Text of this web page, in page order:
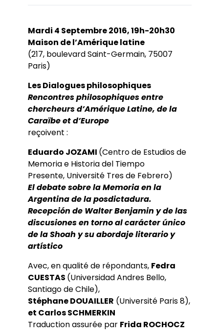
Mardi 4 Septembre 2016, 19h-20h30
Maison de l’Amérique latine
(217, boulevard Saint-Germain, 75007
Paris)
Les Dialogues philosophiques
Rencontres philosophiques entre
chercheurs d’Amérique Latine, de la
Caraïbe et d’Europe
reçoivent :
Eduardo JOZAMI (Centro de Estudios de
Memoria e Historia del Tiempo
Presente, Université Tres de Febrero)
El debate sobre la Memoria en la
Argentina de la posdictadura.
Recepción de Walter Benjamin y de las
discusiones en torno al carácter único
de la Shoah y su abordaje literario y
artístico
Avec, en qualité de répondants, Fedra
CUESTAS (Universidad Andres Bello,
Santiago de Chile),
Stéphane DOUAILLER (Université Paris 8),
et Carlos SCHMERKIN
Traduction assurée par Frida ROCHOCZ